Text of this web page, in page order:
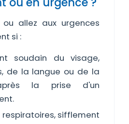
ou allez aux urgences
si :
soudain du visage,
de la langue ou de la
la prise d'un
sifflement